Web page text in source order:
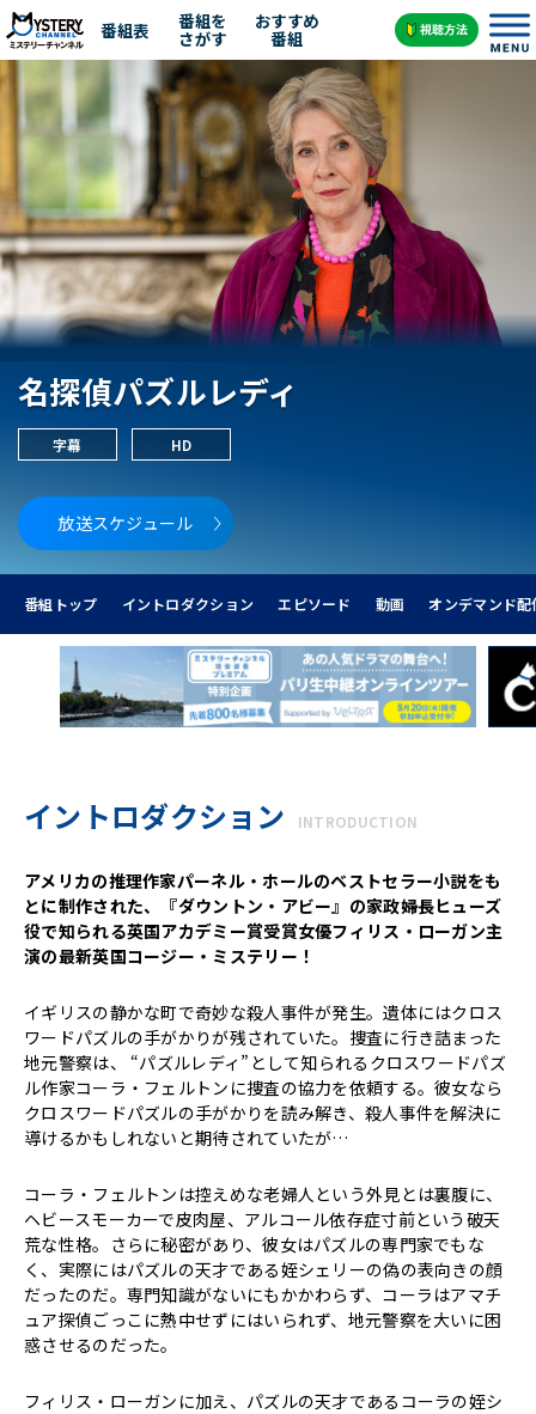
番組表 番組を
さがす
おすすめ
番組
名探偵パズルレディ
字幕 HD
放送スケジュール
番組トップ イントロダクション エピソード 動画 オンデマンド配
イントロダクション INTRODUCTION
アメリカの推理作家パーネル・ホールのベストセラー小説をも
とに制作された、『ダウントン・アビー』の家政婦長ヒューズ
役で知られる英国アカデミー賞受賞女優フィリス・ローガン主
演の最新英国コージー・ミステリー！
イギリスの静かな町で奇妙な殺人事件が発生。遺体にはクロス
ワードパズルの手がかりが残されていた。捜査に行き詰まった
地元警察は、 “パズルレディ”として知られるクロスワードパズ
ル作家コーラ・フェルトンに捜査の協力を依頼する。彼女なら
クロスワードパズルの手がかりを読み解き、殺人事件を解決に
導けるかもしれないと期待されていたが…
コーラ・フェルトンは控えめな老婦人という外見とは裏腹に、
ヘビースモーカーで皮肉屋、アルコール依存症寸前という破天
荒な性格。さらに秘密があり、彼女はパズルの専門家でもな
く、実際にはパズルの天才である姪シェリーの偽の表向きの顔
だったのだ。専門知識がないにもかかわらず、コーラはアマチ
ュア探偵ごっこに熱中せずにはいられず、地元警察を大いに困
惑させるのだった。
フィリス・ローガンに加え、パズルの天才であるコーラの姪シ